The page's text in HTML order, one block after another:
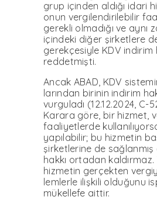
grup içinden aldığı idari
onun vergilendirilebilir
gerek­li olmadığı ve aynı
içindeki diğer şirketlere
gerekçesiyle KDV indirim
reddetmişti.
Ancak ABAD, KDV
larından birinin indirim
vurguladı (12.12.2024, C-
Karara göre, bir hizmet,
faaliyetlerde
yapılabilir; bu hizmetin
şirketlerine de sağ­lanmış
hakkı ortadan kaldırmaz.
hizmetin gerçekten
lemlerle ilişkili olduğunu
mükellefe aittir.